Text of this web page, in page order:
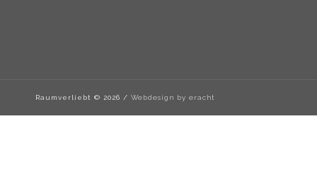
Raumverliebt © 2026 / Webdesign by eracht